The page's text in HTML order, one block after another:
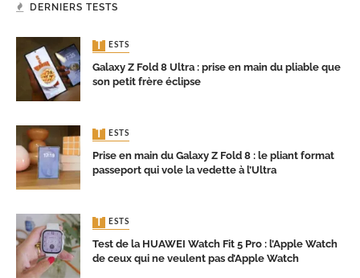
DERNIERS TESTS
TESTS
Galaxy Z Fold 8 Ultra : prise en main du pliable que
son petit frère éclipse
TESTS
Prise en main du Galaxy Z Fold 8 : le pliant format
passeport qui vole la vedette à l’Ultra
TESTS
Test de la HUAWEI Watch Fit 5 Pro : l’Apple Watch
de ceux qui ne veulent pas d’Apple Watch